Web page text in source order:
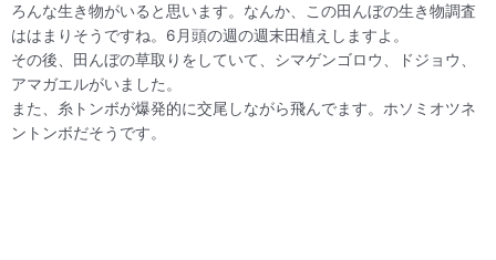
ろんな生き物がいると思います。なんか、この田んぼの生き物調査
ははまりそうですね。6月頭の週の週末田植えしますよ。
その後、田んぼの草取りをしていて、シマゲンゴロウ、ドジョウ、
アマガエルがいました。
また、糸トンボが爆発的に交尾しながら飛んでます。ホソミオツネ
ントンボだそうです。